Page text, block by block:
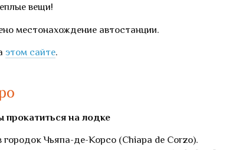
вещи!
местонахождение автостанции.
этом сайте.
прокатиться на лодке
Чьяпа-де-Корсо (Chiapa de Corzo).